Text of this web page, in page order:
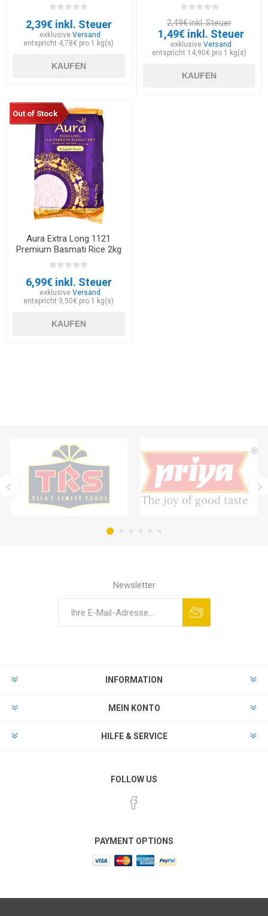
2,39€ inkl. Steuer
exklusiveVersand
entspricht 4,78€ pro 1 kg(s)
KAUFEN
2,49€ inkl. Steuer
1,49€ inkl. Steuer
exklusive Versand
entspricht 14,90€ pro 1 kg(s)
KAUFEN
Out of Stock
Aura Extra Long 1121
Premium Basmati Rice 2kg
6,99€ inkl. Steuer
exklusiveVersand
entspricht 3,50€ pro 1 kg(s)
KAUFEN
Newsletter
INFORMATION
MEIN KONTO
HILFE & SERVICE
FOLLOW US
PAYMENT OPTIONS